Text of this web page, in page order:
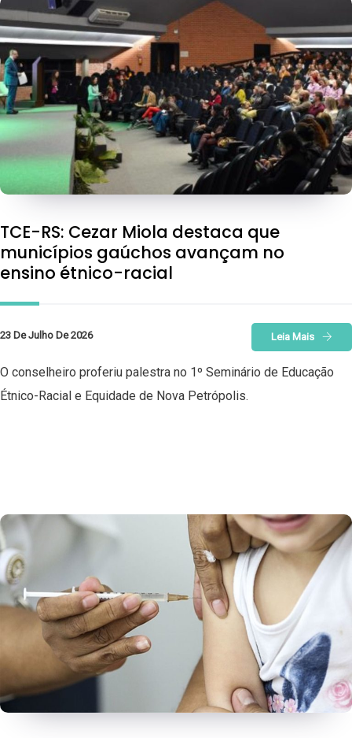
TCE-RS: Cezar Miola destaca que
municípios gaúchos avançam no
ensino étnico-racial
23 De Julho De 2026 Leia Mais
O conselheiro proferiu palestra no 1º Seminário de Educação
Étnico-Racial e Equidade de Nova Petrópolis.